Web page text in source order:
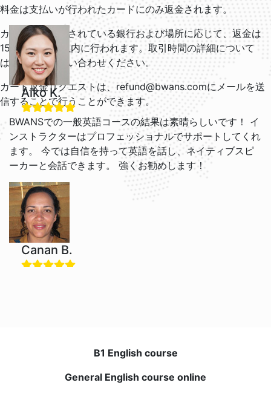
料金は支払いが行われたカードにのみ返金されます。
カードがリンクされている銀行および場所に応じて、返金は
15～30営業日以内に行われます。取引時間の詳細について
は、銀行にお問い合わせください。
カード返金リクエストは、refund@bwans.comにメールを送
信することで行うことができます。
Aiko K.
BWANSでの一般英語コースの結果は素晴らしいです！ イ
ンストラクターはプロフェッショナルでサポートしてくれ
ます。 今では自信を持って英語を話し、ネイティブスピ
ーカーと会話できます。 強くお勧めします！
Canan B.
Kerem O.
B1 English course
General English course online